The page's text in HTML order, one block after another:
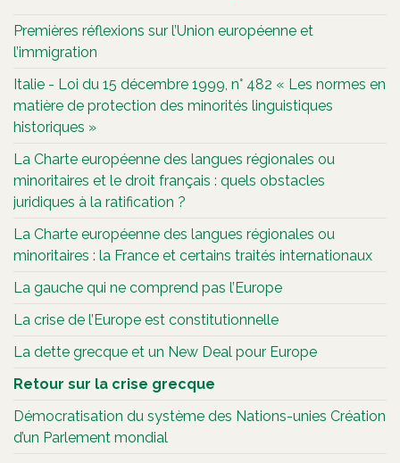
Premières réflexions sur l’Union européenne et
l’immigration
Italie - Loi du 15 décembre 1999, n° 482 « Les normes en
matière de protection des minorités linguistiques
historiques »
La Charte européenne des langues régionales ou
minoritaires et le droit français : quels obstacles
juridiques à la ratification ?
La Charte européenne des langues régionales ou
minoritaires : la France et certains traités internationaux
La gauche qui ne comprend pas l’Europe
La crise de l’Europe est constitutionnelle
La dette grecque et un New Deal pour Europe
Retour sur la crise grecque
Démocratisation du système des Nations-unies Création
d’un Parlement mondial